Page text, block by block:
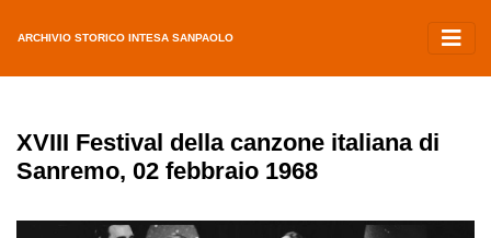
ARCHIVIO STORICO INTESA SANPAOLO
XVIII Festival della canzone italiana di
Sanremo, 02 febbraio 1968